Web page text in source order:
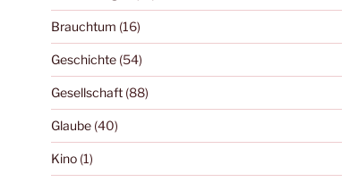
Brauchtum (16)
Geschichte(54)
Gesellschaft(88)
Glaube(40)
Kino(1)